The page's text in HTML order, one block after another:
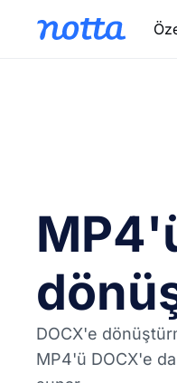
DOCX'e
MP4'ü DOCX'e